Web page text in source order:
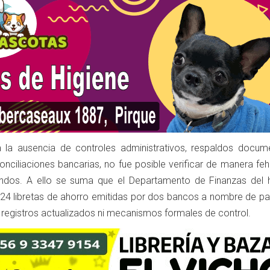
ausencia de controles administrativos, respaldos
bancarias, no fue posible verificar de manera
A ello se suma que el Departamento de Finanzas del
libretas de ahorro emitidas por dos bancos a nombre de
actualizados ni mecanismos formales de control.